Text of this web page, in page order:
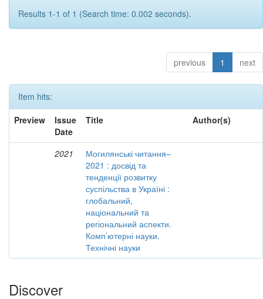
Results 1-1 of 1 (Search time: 0.002 seconds).
previous 1 next
Item hits:
Preview
Issue
Date
Title Author(s)
2021
Могилянські читання–
2021 : досвід та
тенденції розвитку
суспільства в Україні :
глобальний,
національний та
регіональний аспекти.
Комп’ютерні науки.
Технічні науки
Discover